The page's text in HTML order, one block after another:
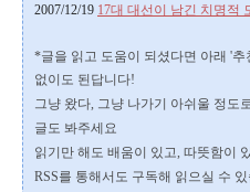
2007/12/19 17대 대선이 남긴 치명적
*글을 읽고 도움이 되셨다면 아래 '추
없이도 된답니다!
그냥 왔다, 그냥 나가기 아쉬울 정도
글도 봐주세요
읽기만 해도 배움이 있고, 따뜻함이
RSS를 통해서도 구독해 읽으실 수